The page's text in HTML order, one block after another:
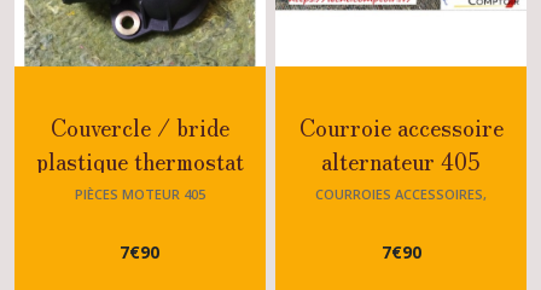
Couvercle / bride
plastique thermostat
405 MI 16
PIÈCES MOTEUR 405
7€90
Courroie accessoire
alternateur 405
MOTEUR TU
COURROIES ACCESSOIRES,
7€90